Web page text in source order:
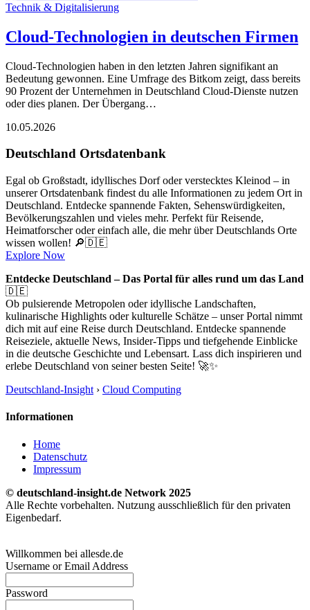
Technik & Digitalisierung
Cloud-Technologien in deutschen Firmen
Cloud-Technologien haben in den letzten Jahren signifikant an
Bedeutung gewonnen. Eine Umfrage des Bitkom zeigt, dass bereits
90 Prozent der Unternehmen in Deutschland Cloud-Dienste nutzen
oder dies planen. Der Übergang…
10.05.2026
Deutschland Ortsdatenbank
Egal ob Großstadt, idyllisches Dorf oder verstecktes Kleinod – in
unserer Ortsdatenbank findest du alle Informationen zu jedem Ort in
Deutschland. Entdecke spannende Fakten, Sehenswürdigkeiten,
Bevölkerungszahlen und vieles mehr. Perfekt für Reisende,
Heimatforscher oder einfach alle, die mehr über Deutschlands Orte
wissen wollen! 🔎🇩🇪
Explore Now
Entdecke Deutschland – Das Portal für alles rund um das Land
🇩🇪
Ob pulsierende Metropolen oder idyllische Landschaften,
kulinarische Highlights oder kulturelle Schätze – unser Portal nimmt
dich mit auf eine Reise durch Deutschland. Entdecke spannende
Reiseziele, aktuelle News, Insider-Tipps und tiefgehende Einblicke
in die deutsche Geschichte und Lebensart. Lass dich inspirieren und
erlebe Deutschland von seiner besten Seite! 🚀✨
Deutschland-Insight › Cloud Computing
Informationen
Home
Datenschutz
Impressum
© deutschland-insight.de Network 2025
Alle Rechte vorbehalten. Nutzung ausschließlich für den privaten
Eigenbedarf.
Willkommen bei allesde.de
Username or Email Address
Password